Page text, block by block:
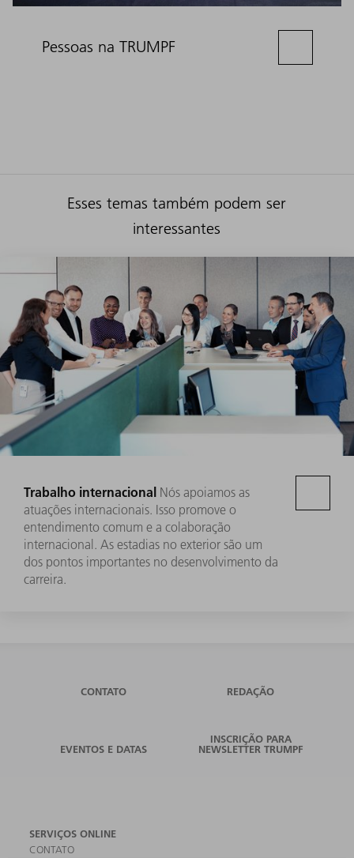
Pessoas na TRUMPF
Esses temas também podem ser
interessantes
Trabalho internacional Nós apoiamos as
atuações internacionais. Isso promove o
entendimento comum e a colaboração
internacional. As estadias no exterior são um
dos pontos importantes no desenvolvimento da
carreira.
CONTATO REDAÇÃO
EVENTOS E DATAS
INSCRIÇÃO PARA
NEWSLETTER TRUMPF
SERVIÇOS ONLINE
CONTATO